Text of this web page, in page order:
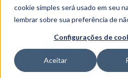
cookie simples será usado em seu
lembrar sobre sua preferência de
Configurações de
Aceitar
Investimento
Boleto bancário / PIX Cartão de